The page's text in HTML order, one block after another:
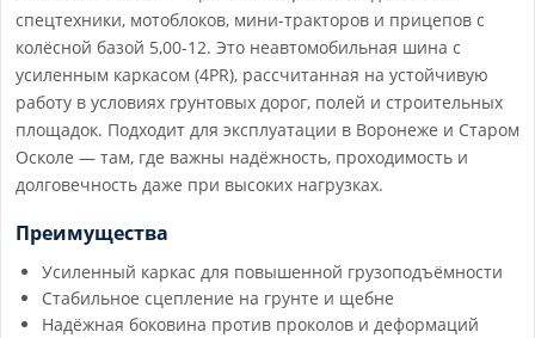
спецтехники, мотоблоков, мини-тракторов и прицепов с
колёсной базой 5,00-12. Это неавтомобильная шина с
усиленным каркасом (4PR), рассчитанная на устойчивую
работу в условиях грунтовых дорог, полей и строительных
площадок. Подходит для эксплуатации в Воронеже и Старом
Осколе — там, где важны надёжность, проходимость и
долговечность даже при высоких нагрузках.
Преимущества
Усиленный каркас для повышенной грузоподъёмности
Стабильное сцепление на грунте и щебне
Надёжная боковина против проколов и деформаций